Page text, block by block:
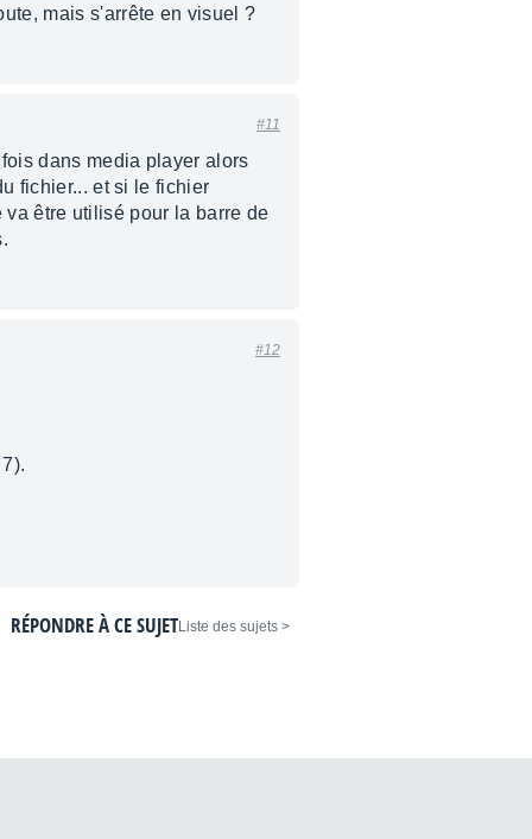
mais s'arrête en visuel ?
#11
dans media player alors
fichier... et si le fichier
être utilisé pour la barre de
#12
< Liste des sujets
RÉPONDRE À CE SUJET